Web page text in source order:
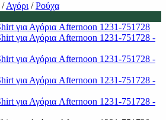
/Αγόρι / Ρούχα